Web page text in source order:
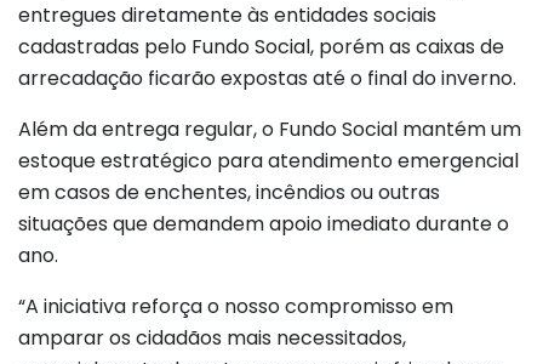
entregues diretamente às entidades sociais
cadastradas pelo Fundo Social, porém as caixas de
arrecadação ficarão expostas até o final do inverno.
Além da entrega regular, o Fundo Social mantém um
estoque estratégico para atendimento emergencial
em casos de enchentes, incêndios ou outras
situações que demandem apoio imediato durante o
ano.
“A iniciativa reforça o nosso compromisso em
amparar os cidadãos mais necessitados,